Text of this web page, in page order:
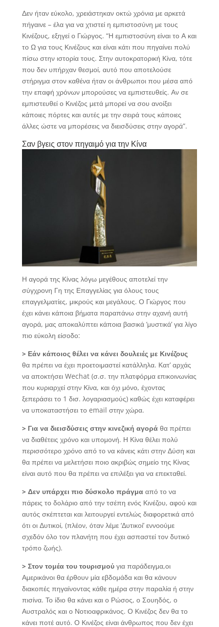
Δεν ήταν εύκολο, χρειάστηκαν οκτώ χρόνια με αρκετά
πήγαινε – έλα για να χτιστεί η εμπιστοσύνη με τους
Κινέζους, εξηγεί ο Γιώργος. “Η εμπιστοσύνη είναι το Α και
το Ω για τους Κινέζους και είναι κάτι που πηγαίνει πολύ
πίσω στην ιστορία τους. Στην αυτοκρατορική Κίνα, τότε
που δεν υπήρχαν θεσμοί, αυτό που αποτελούσε
στήριγμα στον καθένα ήταν οι άνθρωποι που μέσα από
την επαφή χρόνων μπορούσες να εμπιστευθείς. Αν σε
εμπιστευθεί ο Κινέζος μετά μπορεί να σου ανοίξει
κάποιες πόρτες και αυτές με την σειρά τους κάποιες
άλλες ώστε να μπορέσεις να διεισδύσεις στην αγορά”.
Σαν βγεις στον πηγαιμό για την Κίνα
Η αγορά της Κίνας λόγω μεγέθους αποτελεί την
σύγχρονη Γη της Επαγγελίας για όλους τους
επαγγελματίες, μικρούς και μεγάλους. Ο Γιώργος που
έχει κάνει κάποια βήματα παραπάνω στην αχανή αυτή
αγορά, μας αποκαλύπτει κάποια βασικά ‘μυστικά’ για λίγο
πιο εύκολη είσοδο:
> Εάν κάποιος θέλει να κάνει δουλειές με Κινέζους
θα πρέπει να έχει προετοιμαστεί κατάλληλα. Κατ’ αρχάς
να αποκτήσει Wechat (σ.σ. την πλατφόρμα επικοινωνίας
που κυριαρχεί στην Κίνα, και όχι μόνο, έχοντας
ξεπεράσει το 1 δισ. λογαριασμούς) καθώς έχει καταφέρει
να υποκαταστήσει το email στην χώρα.
> Για να διεισδύσεις στην κινεζική αγορά θα πρέπει
να διαθέτεις χρόνο και υπομονή. Η Κίνα θέλει πολύ
περισσότερο χρόνο από το να κάνεις κάτι στην Δύση και
θα πρέπει να μελετήσει ποιο ακριβώς σημείο της Κίνας
είναι αυτό που θα πρέπει να επιλέξει για να επεκταθεί.
> Δεν υπάρχει πιο δύσκολο πράγμααπό το να
πάρεις το δολάριο από την τσέπη ενός Κινέζου, αφού και
αυτός σκέπτεται και λειτουργεί εντελώς διαφορετικά από
ότι οι Δυτικοί, (πλέον, όταν λέμε ‘Δυτικοί’ εννοούμε
σχεδόν όλο τον πλανήτη που έχει ασπαστεί τον δυτικό
τρόπο ζωής).
> Στον τομέα του τουρισμούγια παράδειγμα,οι
Αμερικάνοι θα έρθουν μία εβδομάδα και θα κάνουν
διακοπές πηγαίνοντας κάθε ημέρα στην παραλία ή στην
πισίνα. Το ίδιο θα κάνει και ο Ρώσος, ο Σουηδός, ο
Αυστραλός και ο Νοτιοαφρικάνος. Ο Κινέζος δεν θα το
κάνει ποτέ αυτό. Ο Κινέζος είναι άνθρωπος που δεν έχει